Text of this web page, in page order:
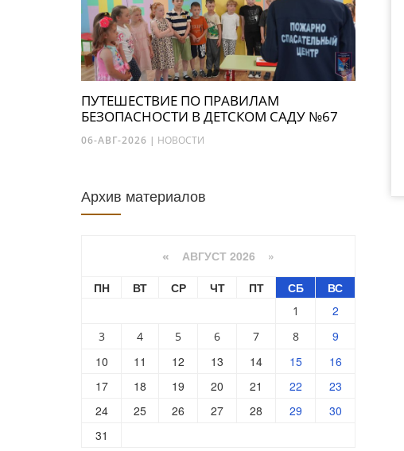
ПУТЕШЕСТВИЕ ПО ПРАВИЛАМ
БЕЗОПАСНОСТИ В ДЕТСКОМ САДУ №67
06-АВГ-2026 | НОВОСТИ
Архив материалов
« АВГУСТ 2026 »
ПН
ВТ СР ЧТ ПТ СБ ВС
1 2
3 4 5 6 7 8
9
10
11 12 13 14 15
16
17
18 19 20 21 22
23
24
25 26 27 28 29
30
31